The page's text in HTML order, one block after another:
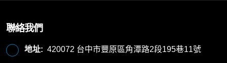
聯絡我們
地址: 420072 台中市豐原區角潭路2段195巷11號